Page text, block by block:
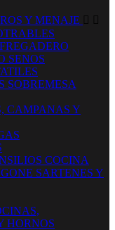
Y MENAJE  
SENOS
SOBREMESA
CAMPANAS Y
COCINA
SARTENES Y
HORNOS